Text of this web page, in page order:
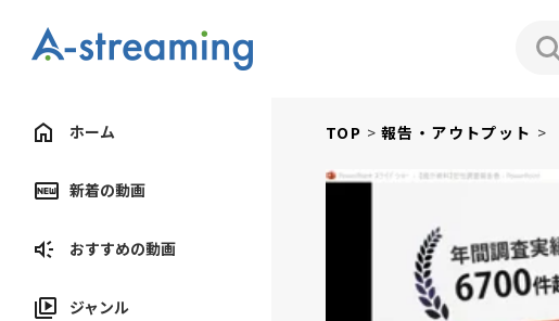
ホーム
新着の動画
おすすめの動画
ジャンル
TOP 報告・アウトプット